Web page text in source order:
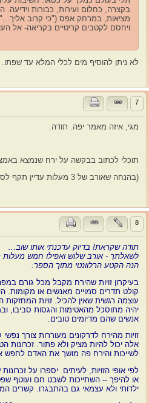
בקצרה, כחלום ועירות, כבורות
מציאות, במרחק אפס ("כי קרוב
ויחסם לקטבים קריטיים בקריאה- אל
לא ניתן להוסיף מים לכלי המלא עד שפתו.
7
מגי, איזה מאמר יפה. תודה.
תוכלי לכתוב בבקשה על ירח שנמצא
(בהנחה שאורב של 3 מעלות עדיין תקף לסקוויר).
8
תודה שקראת! בדיוק עדכנתי אותו שוב...
לשאלתך - אורב שלוש ואפילו חמש מעלות
הנה הקטע הרלוונטי מתוך הספר:
בעיקרון זויות שהירח מקבל מכל גורם
קולט תדרים סמויים מאנשים או מקומות.
עוצמה רגשית שאין להכיל. זויות המחזקות
יהיה מתוסכל מהאטימות והגסות סביבו,
אנשים שהם מדיומים טובים.
זויות מהירח לדרקונים מעוררות צורך
אלה יכול להיות מציק ולא פתור. זכרונות
לשייכות והירח פה מושך את האדם לחפש
לפי אופי הזויות, לעיתים יספרו על זכרונות
או להיפך -- השתייכות לשבט חם ועוטף
ילדותי ולא עצמאי גם בהתבגרו. קשרים